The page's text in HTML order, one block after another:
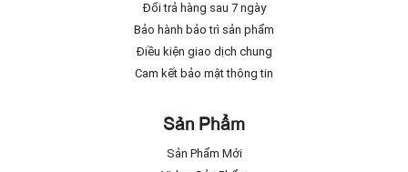
Đổi trả hàng sau 7 ngày
Bảo hành bảo trì sản phẩm
Điều kiện giao dịch chung
Cam kết bảo mật thông tin
Sản Phẩm
Sản Phẩm Mới